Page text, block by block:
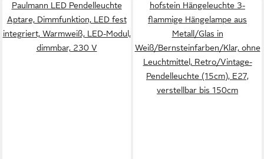
Paulmann LED Pendelleuchte
Aptare, Dimmfunktion, LED fest
integriert, Warmweiß, LED-Modul,
dimmbar, 230 V
hofstein Hängeleuchte 3-
flammige Hängelampe aus
Metall/Glas in
Weiß/Bernsteinfarben/Klar, ohne
Leuchtmittel, Retro/Vintage-
Pendelleuchte (15cm), E27,
verstellbar bis 150cm